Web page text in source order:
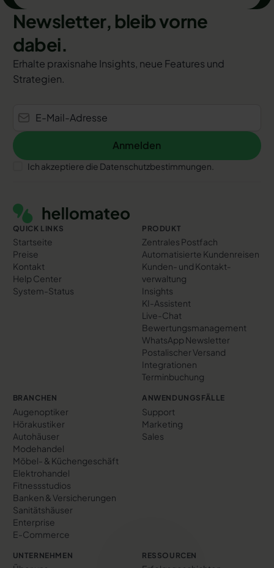
Newsletter, bleib vorne
dabei.
Erhalte praxisnahe Insights, neue Features und
Strategien.
Anmelden
Anmelden
Ich akzeptiere die Datenschutzbestimmungen.
QUICK LINKS
Startseite
Preise
Kontakt
Help Center
System-Status
PRODUKT
Zentrales Postfach
Automatisierte Kundenreisen
Kunden- und Kontakt­
verwaltung
Insights
KI-Assistent
Live-Chat
Bewertungs­management
WhatsApp Newsletter
Postalischer Versand
Integrationen
Terminbuchung
BRANCHEN
Augenoptiker
Hörakustiker
Autohäuser
Modehandel
Möbel- & Küchengeschäft
Elektrohandel
Fitnessstudios
Banken & Versicherungen
Sanitätshäuser
Enterprise
E-Commerce
ANWENDUNGSFÄLLE
Support
Marketing
Sales
UNTERNEHMEN RESSOURCEN